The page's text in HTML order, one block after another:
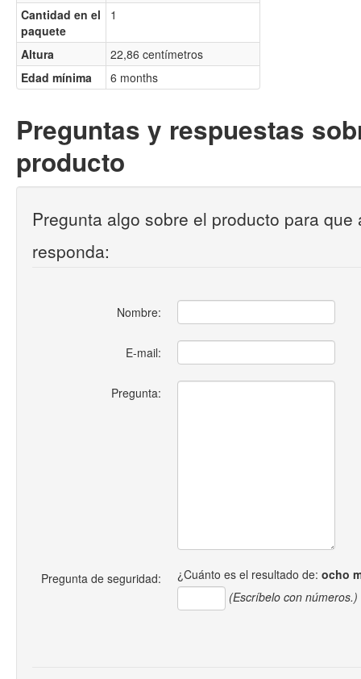
Cantidad en el
paquete
1
Altura
22,86 centímetros
Edad mínima
6 months
Preguntas y respuestas
producto
Pregunta algo sobre el producto para que
responda:
Nombre:
E-mail:
Pregunta:
Pregunta de seguridad: ¿Cuánto es el resultado de: ocho
(Escríbelo con números.)